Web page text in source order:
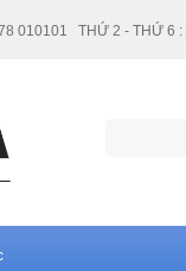
010101 THỨ 2 - THỨ 6